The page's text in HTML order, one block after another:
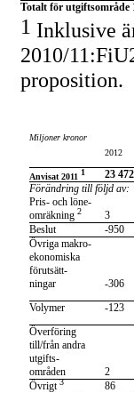
Totalt för utgiftsområde
1 Inklusive
2010/
proposition.
Miljoner kronor
2012
Anvisat 2011 1 23 472
Förändring till följd av:
Pris- och löne-
omräkning 2 3
Beslut
-950
Övriga makro-
ekonomiska
förutsätt-
ningar
-306
Volymer
-123
Överföring
till/från andra
utgifts-
områden
2
Övrigt3 86